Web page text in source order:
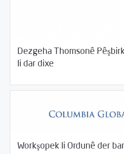
Dezgeha Thomsonê
li dar dixe
18/2018 Rahînan û Beşdarî /Rotator
Workşopek li Ordunê der
18/2018 Rahînan û Beşdarî /Rotator